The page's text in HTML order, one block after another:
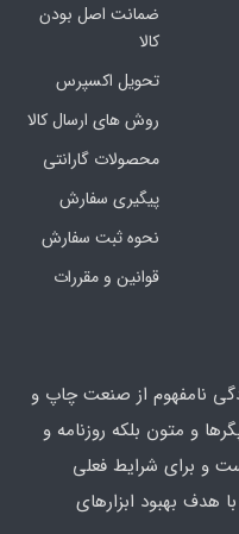
ضمانت اصل بودن
کالا
تحویل اکسپرس
روش های ارسال کالا
محصولات گارانتی
پیگیری سفارش
نحوه ثبت سفارش
قوانین و مقررات
نامفهوم از صنعت چاپ و
و متون بلکه روزنامه و
و برای شرایط فعلی
هدف بهبود ابزارهای